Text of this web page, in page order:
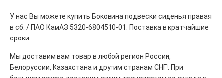
У нас Вы можете купить Боковина подвески сиденья правая
в сб. / ПАО КамАЗ 5320-6804510-01. Поставка в кратчайшие
сроки.
Мы доставим вам товар в любой регион России,
Белоруссии, Казахстана и другим странам СНГ!. При